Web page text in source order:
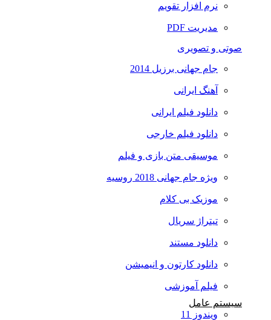
نرم افزار تقویم
مدیریت PDF
صوتی و تصویری
جام جهانی برزیل 2014
آهنگ ایرانی
دانلود فیلم ایرانی
دانلود فیلم خارجی
موسیقی متن بازی و فیلم
ویژه جام جهانی 2018 روسیه
موزیک بی کلام
تیتراژ سریال
دانلود مستند
دانلود کارتون و انیمیشن
فیلم آموزشی
سیستم عامل
ویندوز 11